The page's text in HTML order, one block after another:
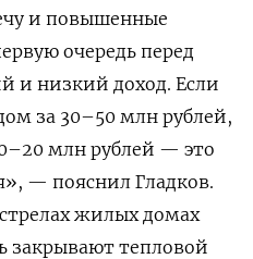
и повышенные
очередь перед
и низкий доход. Если
за 30–50 млн рублей,
млн рублей — это
— пояснил Гладков.
жилых домах
закрывают тепловой